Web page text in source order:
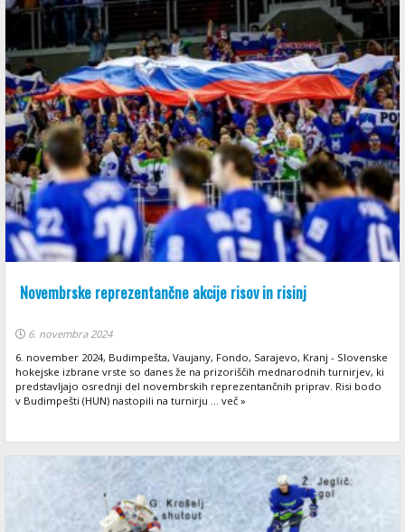
Novembrske reprezentančne akcije risov in risinj
6. novembra 2024
6. november 2024, Budimpešta, Vaujany, Fondo, Sarajevo, Kranj - Slovenske
hokejske izbrane vrste so danes že na prizoriščih mednarodnih turnirjev, ki
predstavljajo osrednji del novembrskih reprezentančnih priprav. Risi bodo
v Budimpešti (HUN) nastopili na turnirju ... več »